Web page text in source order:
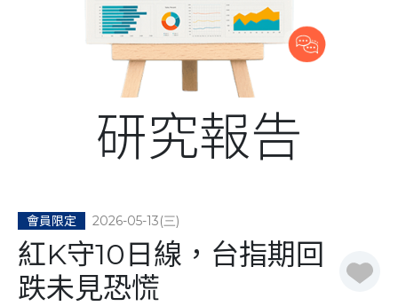
研究報告
會員限定 2026-05-13(三)
紅K守10日線，台指期回
跌未見恐慌